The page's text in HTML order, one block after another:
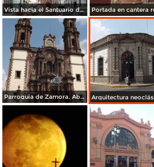
Vista hacia el Santuario de Guadalupe. Abril/2015
Parroquia de Zamora. Abril/2015